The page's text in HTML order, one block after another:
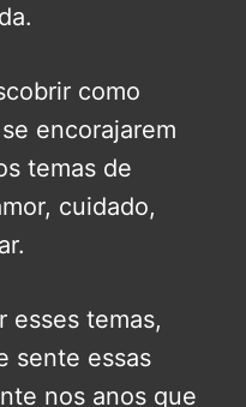
como
encorajarem
temas de
cuidado,
esses temas,
sente essas
nos anos que